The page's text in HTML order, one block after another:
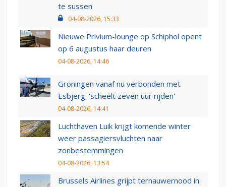
te sussen
04-08-2026, 15:33
Nieuwe Privium-lounge op Schiphol opent
op 6 augustus haar deuren
04-08-2026, 14:46
Groningen vanaf nu verbonden met
Esbjerg: 'scheelt zeven uur rijden'
04-08-2026, 14:41
Luchthaven Luik krijgt komende winter
weer passagiersvluchten naar
zonbestemmingen
04-08-2026, 13:54
Brussels Airlines grijpt ternauwernood in: